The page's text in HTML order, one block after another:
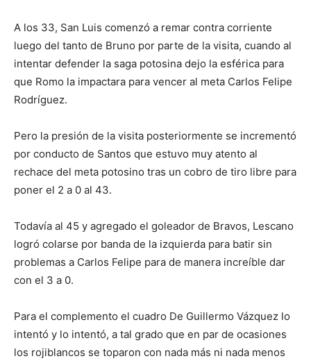
A los 33, San Luis comenzó a remar contra corriente
luego del tanto de Bruno por parte de la visita, cuando al
intentar defender la saga potosina dejo la esférica para
que Romo la impactara para vencer al meta Carlos Felipe
Rodríguez.
Pero la presión de la visita posteriormente se incrementó
por conducto de Santos que estuvo muy atento al
rechace del meta potosino tras un cobro de tiro libre para
poner el 2 a 0 al 43.
Todavía al 45 y agregado el goleador de Bravos, Lescano
logró colarse por banda de la izquierda para batir sin
problemas a Carlos Felipe para de manera increíble dar
con el 3 a 0.
Para el complemento el cuadro De Guillermo Vázquez lo
intentó y lo intentó, a tal grado que en par de ocasiones
los rojiblancos se toparon con nada más ni nada menos